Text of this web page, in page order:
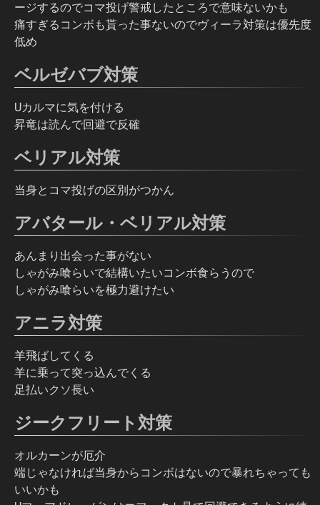
ージするのでコマ投げ警戒したところで意味ないかも
痛すぎるコンボも貰った事ないのでヴィーラ対策は優先度
低め
ベルゼバブ対策
Uカルマに気を付ける
昇竜は読んで回避で反確
ベリアル対策
当身とコマ投げの区別がつかん
アバタール・ベリアル対策
あんまり出会った事がない
しゃがみ喰らいで結構いたいコンボ食らうので
しゃがみ喰らいを極力避けたい
アニラ対策
羊飛ばしてくる
羊に乗って突っ込んでくる
足払いクソ長い
ジークフリート対策
オルカーンが厄介
端じゃなければ当身からコンボはないので暴れちゃっても
いいかも